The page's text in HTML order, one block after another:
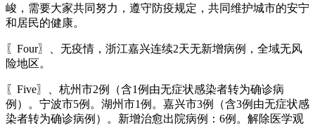
峻，需要大家共同努力，遵守防疫规定，共同维护城市的安宁
和居民的健康。
〖Four〗、无疫情，浙江嘉兴连续2天无新增病例，全域无风
险地区。
〖Five〗、杭州市2例（含1例由无症状感染者转为确诊病
例）。宁波市5例。湖州市1例。嘉兴市3例（含3例由无症状感
染者转为确诊病例）。新增治愈出院病例：6例。解除医学观